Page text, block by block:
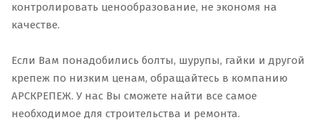
контролировать ценообразование, не экономя на
качестве.
Если Вам понадобились болты, шурупы, гайки и другой
крепеж по низким ценам, обращайтесь в компанию
АРСКРЕПЕЖ. У нас Вы сможете найти все самое
необходимое для строительства и ремонта.